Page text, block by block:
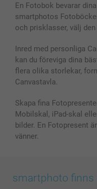
En Fotobok bevarar
smartphotos
och prisklasser, välj
Inred med personliga
kan du föreviga dina
flera olika storlekar,
Canvastavla.
Skapa fina
Mobilskal, iPad-skal
bilder. En Fotopresent
vänner.
smartphoto finns